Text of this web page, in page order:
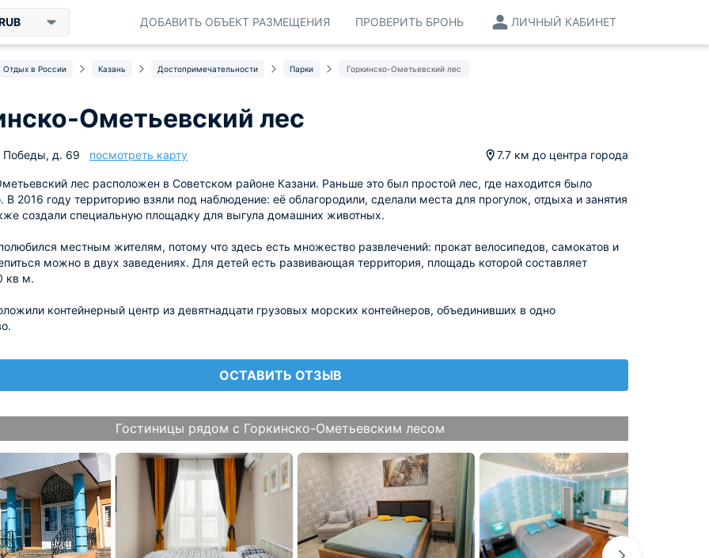
ЛИЧНЫЙ КАБИНЕТ
ПРОВЕРИТЬ БРОНЬ
ДОБАВИТЬ ОБЪЕКТ РАЗМЕЩЕНИЯ
Отдых в России Казань Достопримечательности Парки Горкинско-Ометьевский лес
Ометьевский лес
Победы, д. 69 посмотреть карту 7.7 км до центра города
лес расположен в Советском районе Казани. Раньше это был простой лес, где находится было
В 2016 году территорию взяли под наблюдение: её облагородили, сделали места для прогулок, отдыха и занятия
создали специальную площадку для выгула домашних животных.
местным жителям, потому что здесь есть множество развлечений: прокат велосипедов, самокатов и
можно в двух заведениях. Для детей есть развивающая территория, площадь которой составляет
кв м.
контейнерный центр из девятнадцати грузовых морских контейнеров, объединивших в одно
ОСТАВИТЬ ОТЗЫВ
Гостиницы рядом с Горкинско-Ометьевским лесом